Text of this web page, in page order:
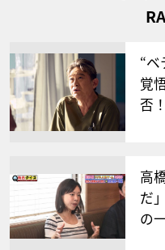
“
覚
否
高
だ
の